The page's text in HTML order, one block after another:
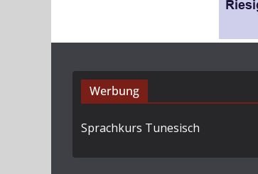
Werbung
Sprachkurs Tunesisch